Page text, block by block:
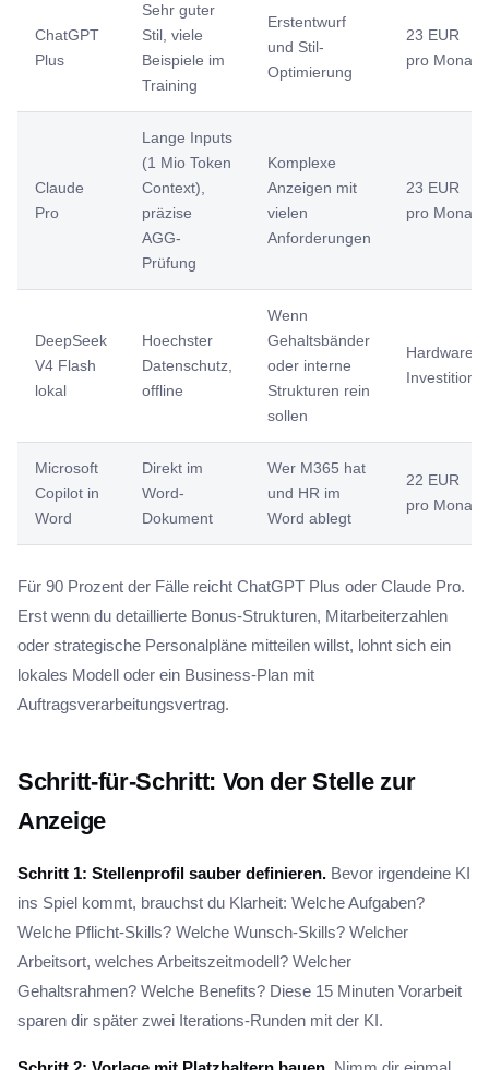
ChatGPT
Plus
Sehr guter
Stil, viele
Beispiele im
Training
Erstentwurf
und Stil-
Optimierung
23 EUR
pro Monat
Claude
Pro
Lange Inputs
(1 Mio Token
Context),
präzise
AGG-
Prüfung
Komplexe
Anzeigen mit
vielen
Anforderungen
23 EUR
pro Monat
DeepSeek
V4 Flash
lokal
Hoechster
Datenschutz,
offline
Wenn
Gehaltsbänder
oder interne
Strukturen rein
sollen
Hardware-
Investition
Microsoft
Copilot in
Word
Direkt im
Word-
Dokument
Wer M365 hat
und HR im
Word ablegt
22 EUR
pro Monat
Für 90 Prozent der Fälle reicht ChatGPT Plus oder Claude Pro.
Erst wenn du detaillierte Bonus-Strukturen, Mitarbeiterzahlen
oder strategische Personalpläne mitteilen willst, lohnt sich ein
lokales Modell oder ein Business-Plan mit
Auftragsverarbeitungsvertrag.
Schritt-für-Schritt: Von der Stelle zur
Anzeige
Schritt 1: Stellenprofil sauber definieren. Bevor irgendeine KI
ins Spiel kommt, brauchst du Klarheit: Welche Aufgaben?
Welche Pflicht-Skills? Welche Wunsch-Skills? Welcher
Arbeitsort, welches Arbeitszeitmodell? Welcher
Gehaltsrahmen? Welche Benefits? Diese 15 Minuten Vorarbeit
sparen dir später zwei Iterations-Runden mit der KI.